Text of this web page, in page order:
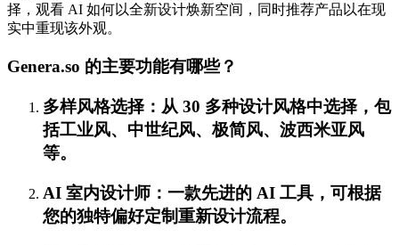
择，观看 AI 如何以全新设计焕新空间，同时推荐产品以在现
实中重现该外观。
Genera.so 的主要功能有哪些？
多样风格选择：从 30 多种设计风格中选择，包
括工业风、中世纪风、极简风、波西米亚风
等。
AI 室内设计师：一款先进的 AI 工具，可根据
您的独特偏好定制重新设计流程。